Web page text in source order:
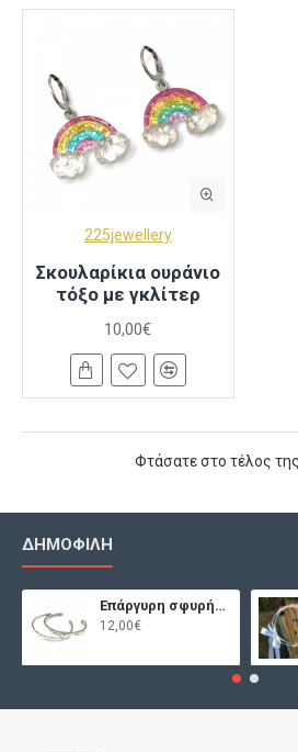
225jewellery
Σκουλαρίκια ουράνιο
τόξο με γκλίτερ
10,00€
Φτάσατε στο τέλος
ΔΗΜΟΦΙΛΉ
Επάργυρη σφυρήλατη χειροπέδα
12,00€